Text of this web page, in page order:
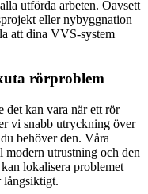
utförda arbeten. Oavsett
eller nybyggnation
att dina VVS-system
rörproblem
det kan vara när ett rör
vi snabb utryckning över
behöver den. Våra
utrustning och den
lokalisera problemet
långsiktigt.